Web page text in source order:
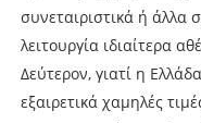
συνεταιριστικά ή άλλα
λειτουργία ιδιαίτερα
Δεύτερον, γιατί η
εξαιρετικά χαμηλές